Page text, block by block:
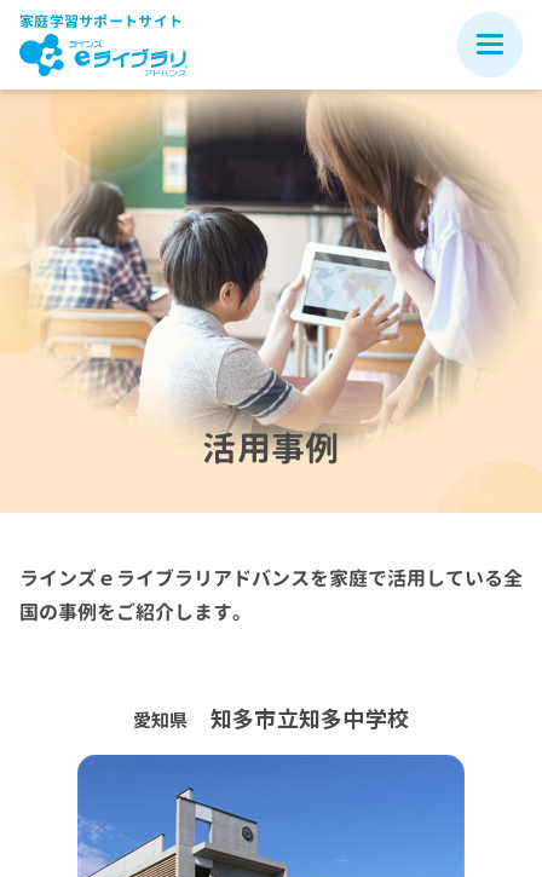
家庭学習サポートサイト
活用事例
ラインズｅライブラリアドバンスを家庭で活用している全
国の事例をご紹介します。
愛知県 知多市立知多中学校